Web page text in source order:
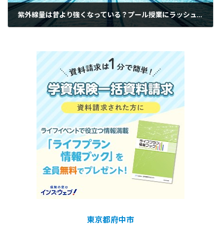
紫外線量は昔より強くなっている？プール授業にラッシュガードが必要な理由|府中市の教育複合施設CloverHill
東京都府中市